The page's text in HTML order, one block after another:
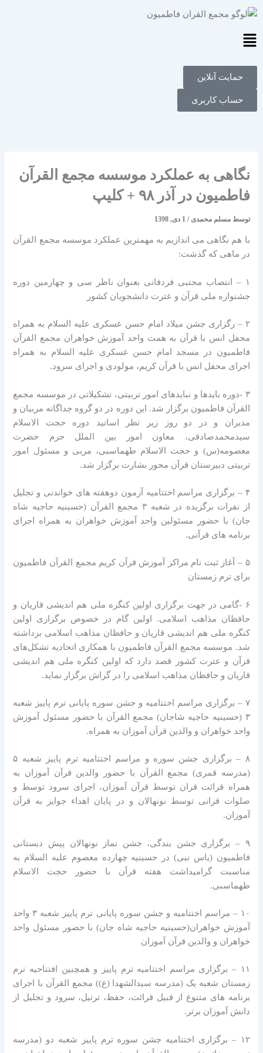
رفتن
محتوا
Main
Menu
حمایت آنلاین
حساب کاربری
نگاهی به عملکرد موسسه مجمع القرآن
فاطمیون در آذر ۹۸ + کلیپ
توسط مسلم محمدی/1 دی, 1398
با هم نگاهی می اندازیم به مهمترین عملکرد موسسه مجمع القرآن
در ماهی که گذشت:
۱ – انتصاب مجتبی فردفانی بعنوان ناظر سی و چهارمین دوره
جشنواره ملی قرآن و عترت دانشجویان کشور
۲ – رگزاری جشن میلاد امام حسن عسکری علیه السلام به همراه
محفل انس با قرآن به همت واحد آموزش خواهران مجمع القرآن
فاطمیون در مسجد امام حسن عسکری علیه السلام به همراه
اجرای محفل انس با قرآن کریم، مولودی و اجرای سرود.
۳ -دوره بایدها و نبایدهای امور تربیتی، تشکیلاتی در موسسه مجمع
القرآن فاطمیون برگزار شد. این دوره در دو گروه جداگانه مربیان و
مدیران و در دو روز زیر نظر اساتید دوره حجت الاسلام
سیدمحمدصادقی، معاون امور بین الملل حرم حضرت
معصومه(س) و حجت الاسلام طهماسبی، مربی و مسئول امور
تربیتی دبیرستان قرآن محور بشارت برگزار شد.
۴ – برگزاری مراسم اختتامیه آزمون دوهفته های خواندنی و تجلیل
از نفرات برگزیده در شعبه ۳ مجمع القرآن (حسینیه حاجیه شاه
جان) با حضور مسئولین واحد آموزش خواهران به همراه اجرای
برنامه های قرآنی.
۵ – آغاز ثبت نام مراکز آموزش قرآن کریم مجمع القرآن فاطمیون
برای ترم زمستان
۶ -گامی در جهت برگزاری اولین کنگره ملی هم اندیشی قاریان و
حافظان مذاهب اسلامی. اولین گام در خصوص برگزاری اولین
کنگره ملی هم اندیشی قاریان و حافظان مذاهب اسلامی برداشته
شد. موسسه مجمع القرآن فاطمیون با همکاری اتحادیه تشکل‌های
قرآن و عترت کشور قصد دارد که اولین کنگره ملی هم اندیشی
قاریان و حافظان مذاهب اسلامی را در گراش برگزار نماید.
۷ – برگزاری مراسم اختتامیه و جشن سوره پایانی ترم پاییز شعبه
۳ (حسینیه حاجیه شاجان) مجمع القرآن با حضور مسئول آموزش
واحد خواهران و والدین قرآن آموزان به همراه.
۸ – برگزاری جشن سوره و مراسم اختتامیه ترم پاییز شعبه ۵
(مدرسه قمری) مجمع القرآن با حضور والدین قرآن آموزان به
همراه قرائت قران توسط قرآن آموزان، اجرای سرود توسط و
صلوات قرانی توسط نونهالان و در پایان اهداء جوایز به قرآن
آموزان.
۹ – برگزاری جشن بندگی، جشن نماز نونهالان پیش دبستانی
فاطمیون (یاس نبی) در حسینیه چهارده معصوم علیه السلام به
مناسبت گرامیداشت هفته قرآن با حضور حجت الاسلام
طهماسبی.
۱۰ – مراسم اختتامیه و جشن سوره پایانی ترم پاییز شعبه ۳ واحد
آموزش خواهران(حسینیه حاجیه شاه جان) با حضور مسئول واحد
خواهران و والدین قرآن آموزان
۱۱ – برگزاری مراسم اختتامیه ترم پاییز و همچنین افتتاحیه ترم
زمستان شعبه یک (مدرسه سیدالشهدا (ع)) مجمع القرآن با اجرای
برنامه های متنوع از قبیل قرائت، حفظ، ترتیل، سرود و تجلیل از
دانش آموزان برتر.
۱۲ – برگزاری اختتامیه جشن سوره ترم پاییز شعبه دو (مدرسه